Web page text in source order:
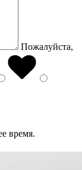
Пожалуйста,
время.